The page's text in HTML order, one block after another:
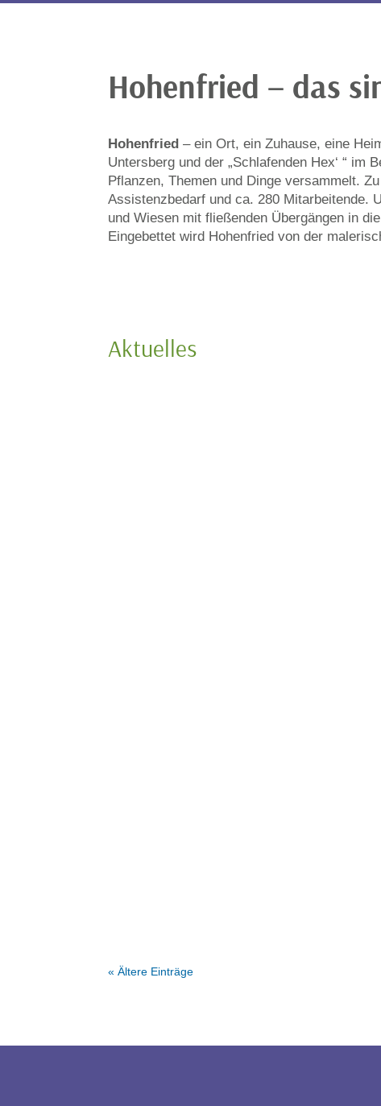
Hohenfried – das
Hohenfried – ein Ort, ein Zuhause, eine
Untersberg und der „Schlafenden Hex‘ “ im
Pflanzen, Themen und Dinge versammelt.
Assistenzbedarf und ca. 280 Mitarbeitende.
und Wiesen mit fließenden Übergängen in
Eingebettet wird Hohenfried von der
Aktuelles
« Ältere Einträge